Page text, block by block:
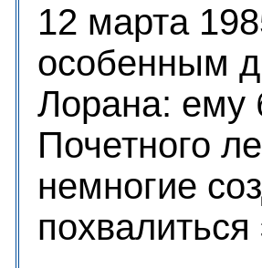
12 марта
особенным
Лорана: ему
Почетного
немногие